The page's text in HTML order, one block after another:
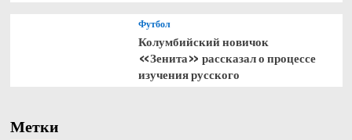
Футбол
Колумбийский новичок
«Зенита» рассказал о процессе
изучения русского
Метки